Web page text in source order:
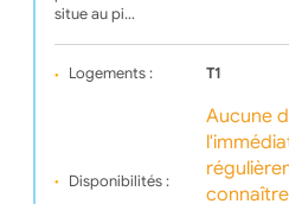
situe au pi…
Logements : T1
Disponibilités :
Aucune